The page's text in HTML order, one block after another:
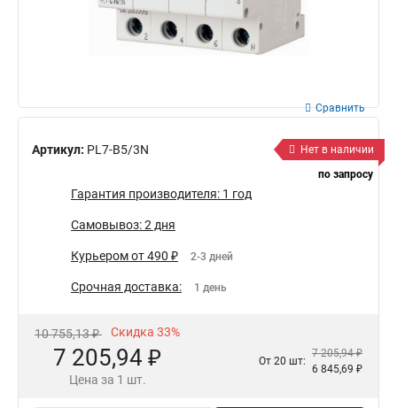
Артикул: PL7-B5/3N
Сравнить
Нет в наличии
по запросу
Гарантия производителя: 1 год
Самовывоз: 2 дня
Курьером от 490 ₽ 2-3 дней
Срочная доставка: 1 день
10 755,13 ₽ Скидка 33%
7 205,94 ₽
Цена за 1 шт.
От 20 шт:
7 205,94 ₽
6 845,69 ₽